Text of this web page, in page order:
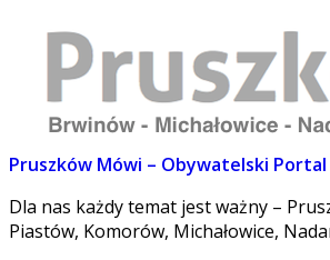
Pruszków Mówi – Obywatelski
Dla nas każdy temat jest ważny –
Piastów, Komorów, Michałowice,